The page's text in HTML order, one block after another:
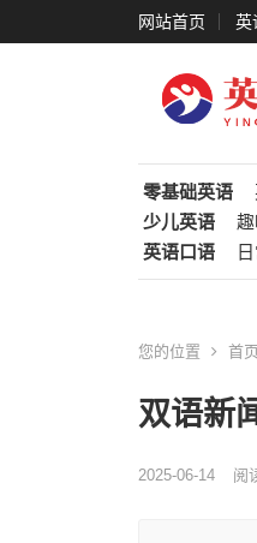
网站首页 英
零基础英语
少儿英语
英语口语
您的位置 首页
双语新
2025-06-14 阅